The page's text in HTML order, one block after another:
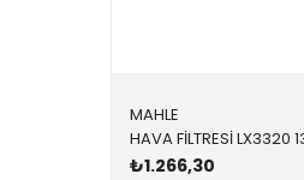
MAHLE
₺1.266,30